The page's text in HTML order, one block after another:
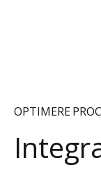
OPTIMERE